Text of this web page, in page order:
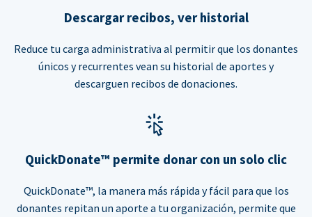
Descargar recibos, ver historial
Reduce tu carga administrativa al permitir que los donantes
únicos y recurrentes vean su historial de aportes y
descarguen recibos de donaciones.
QuickDonate™ permite donar con un solo clic
QuickDonate™, la manera más rápida y fácil para que los
donantes repitan un aporte a tu organización, permite que